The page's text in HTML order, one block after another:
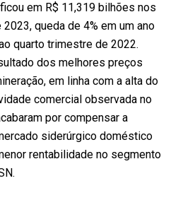
em R$ 11,319 bilhões nos
queda de 4% em um ano
quarto trimestre de 2022.
dos melhores preços
em linha com a alta do
comercial observada no
por compensar a
siderúrgico doméstico
rentabilidade no segmento